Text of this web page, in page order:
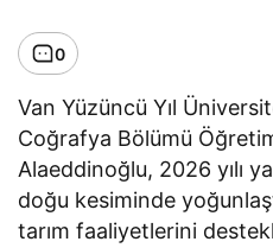
0
Van Yüzüncü Yıl
Coğrafya Bölümü
Alaeddinoğlu, 2026 yılı
doğu kesiminde
tarım faaliyetlerini